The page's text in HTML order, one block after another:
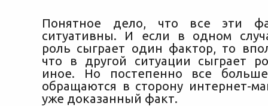
Понятное дело, что все эти
ситуативны. И если в одном
роль сыграет один фактор, то
что в другой ситуации сыграет
иное. Но постепенно все
обращаются в сторону интернет-
уже доказанный факт.